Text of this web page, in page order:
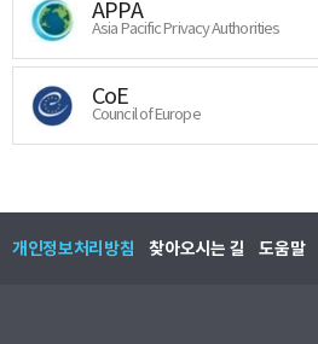
APPA
Asia Pacific Privacy Authorities
CoE
Council of Europe
개인정보처리방침 찾아오시는 길 도움말